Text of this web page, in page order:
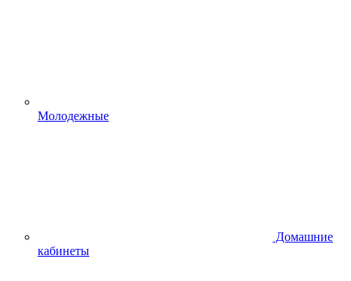
Молодежные
Домашние
кабинеты